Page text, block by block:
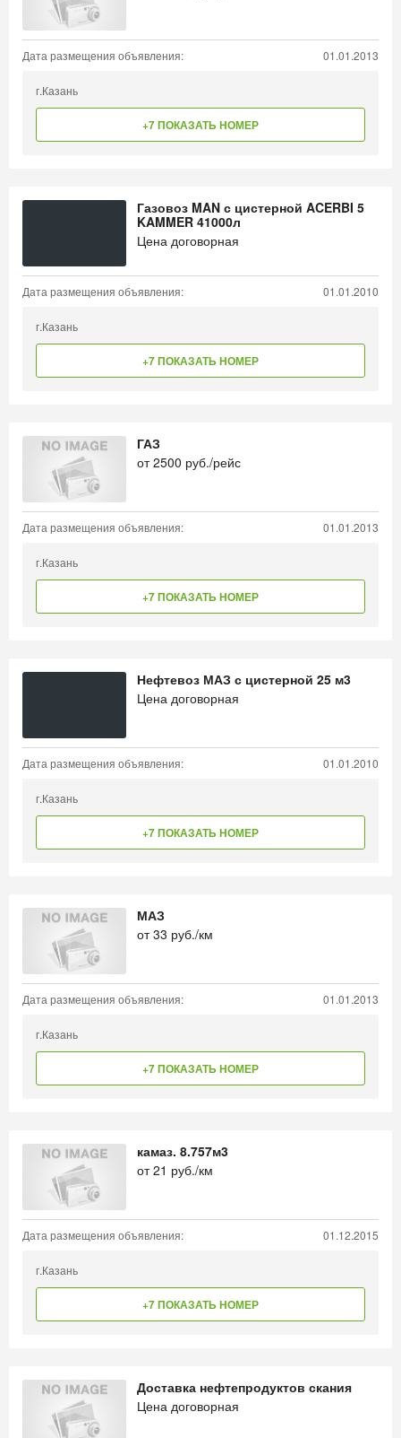
Дата размещения объявления: 01.01.2013
г.Казань
+7 ПОКАЗАТЬ НОМЕР
Газовоз MAN с цистерной ACERBI 5
KAMMER 41000л
Цена договорная
Дата размещения объявления: 01.01.2010
г.Казань
+7 ПОКАЗАТЬ НОМЕР
ГАЗ
от2500 руб./рейс
Дата размещения объявления: 01.01.2013
г.Казань
+7 ПОКАЗАТЬ НОМЕР
Нефтевоз МАЗ с цистерной 25 м3
Цена договорная
Дата размещения объявления: 01.01.2010
г.Казань
+7 ПОКАЗАТЬ НОМЕР
МАЗ
от33 руб./км
Дата размещения объявления: 01.01.2013
г.Казань
+7 ПОКАЗАТЬ НОМЕР
камаз. 8.757м3
от21 руб./км
Дата размещения объявления: 01.12.2015
г.Казань
+7 ПОКАЗАТЬ НОМЕР
Доставка нефтепродуктов скания
Цена договорная